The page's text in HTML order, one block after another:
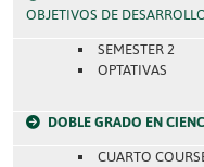
OBJETIVOS DE
SEMESTER 2
OPTATIVAS
DOBLE GRADO EN
CUARTO